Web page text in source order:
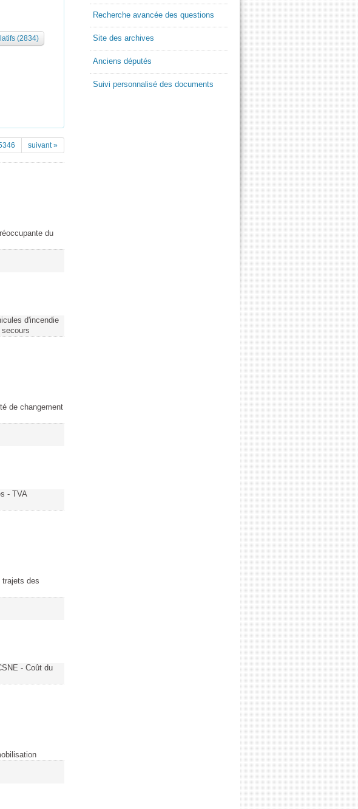
(2834)
suivant »
du
d'incendie
de changement
- TVA
trajets des
- Coût du
Recherche avancée des questions
Site des archives
Anciens députés
Suivi personnalisé des documents